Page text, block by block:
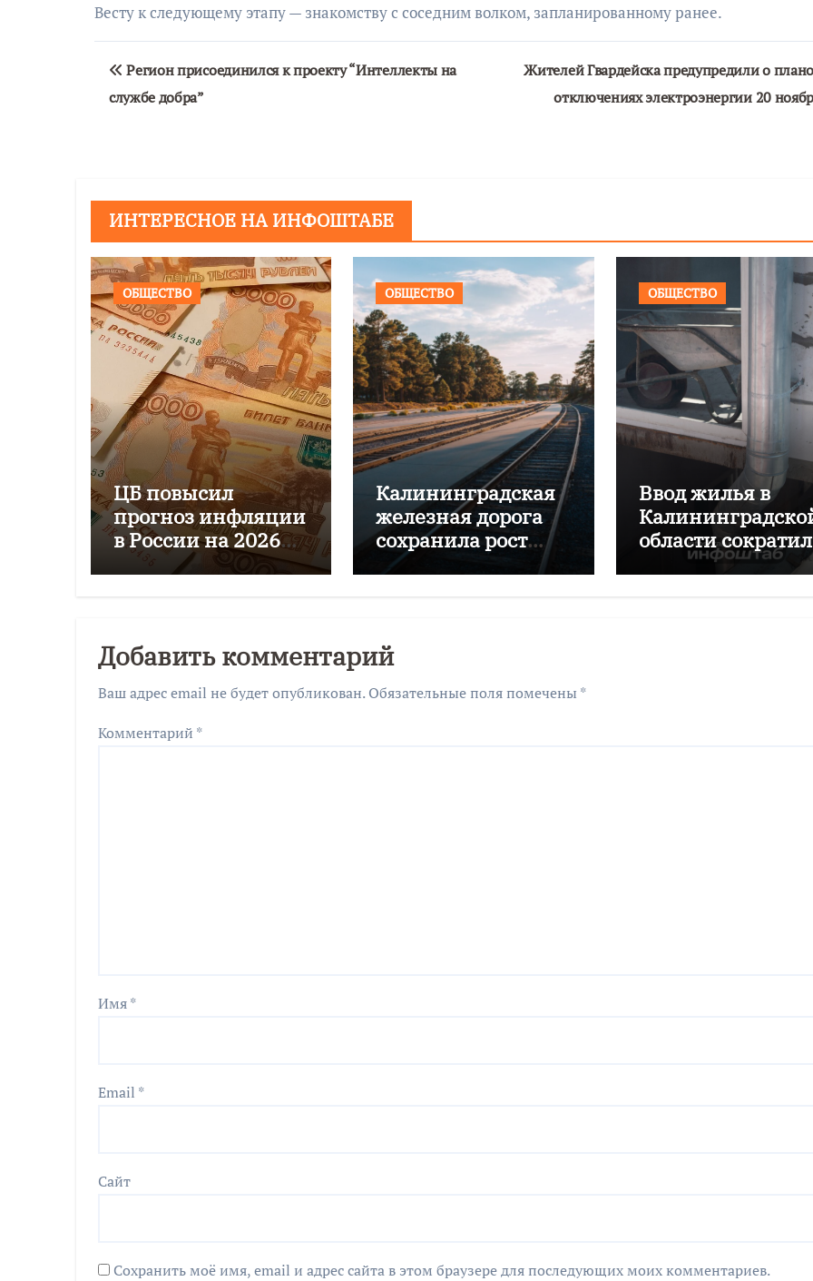
Весту к следующему этапу — знакомству с соседним волком, запланированному ранее.
Навигация
по
Регион присоединился к проекту “Интеллекты на
службе добра”
Жителей Гвардейска предупредили о
отключениях электроэнергии 20
ИНТЕРЕСНОЕ НА ИНФОШТАБЕ
ОБЩЕСТВО
ЦБ повысил
прогноз инфляции
в России на 2026
год до 6–7%
ОБЩЕСТВО
Калининградская
железная дорога
сохранила рост
перевозок с начала
ОБЩЕСТВО
Ввод жилья в
области
почти на 16%
Добавить комментарий
Ваш адрес email не будет опубликован. Обязательные поля помечены *
Комментарий *
Имя*
Email *
Сайт
Сохранить моё имя, email и адрес сайта в этом браузере для последующих моих комментариев.